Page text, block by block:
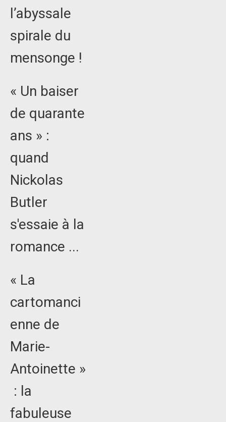
l’abyssale
spirale du
mensonge !
« Un baiser
de quarante
ans » :
quand
Nickolas
Butler
s'essaie à la
romance ...
« La
cartomanci
enne de
Marie-
Antoinette »
: la
fabuleuse